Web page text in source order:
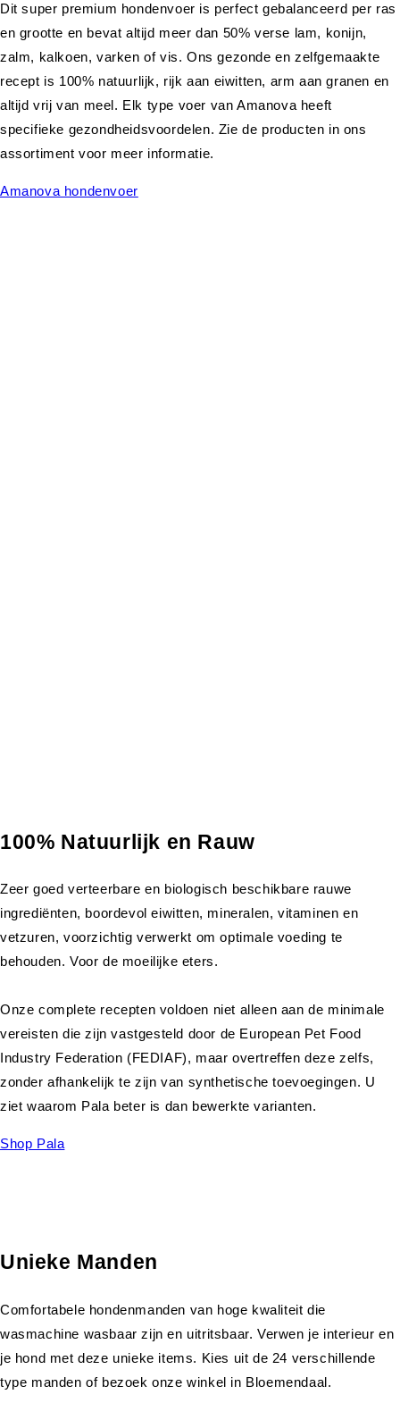
Dit super premium hondenvoer is perfect gebalanceerd per ras
en grootte en bevat altijd meer dan 50% verse lam, konijn,
zalm, kalkoen, varken of vis. Ons gezonde en zelfgemaakte
recept is 100% natuurlijk, rijk aan eiwitten, arm aan granen en
altijd vrij van meel. Elk type voer van Amanova heeft
specifieke gezondheidsvoordelen. Zie de producten in ons
assortiment voor meer informatie.
Amanova hondenvoer
100% Natuurlijk en Rauw
Zeer goed verteerbare en biologisch beschikbare rauwe
ingrediënten, boordevol eiwitten, mineralen, vitaminen en
vetzuren, voorzichtig verwerkt om optimale voeding te
behouden. Voor de moeilijke eters.
Onze complete recepten voldoen niet alleen aan de minimale
vereisten die zijn vastgesteld door de European Pet Food
Industry Federation (FEDIAF), maar overtreffen deze zelfs,
zonder afhankelijk te zijn van synthetische toevoegingen. U
ziet waarom Pala beter is dan bewerkte varianten.
Shop Pala
Unieke Manden
Comfortabele hondenmanden van hoge kwaliteit die
wasmachine wasbaar zijn en uitritsbaar. Verwen je interieur en
je hond met deze unieke items. Kies uit de 24 verschillende
type manden of bezoek onze winkel in Bloemendaal.